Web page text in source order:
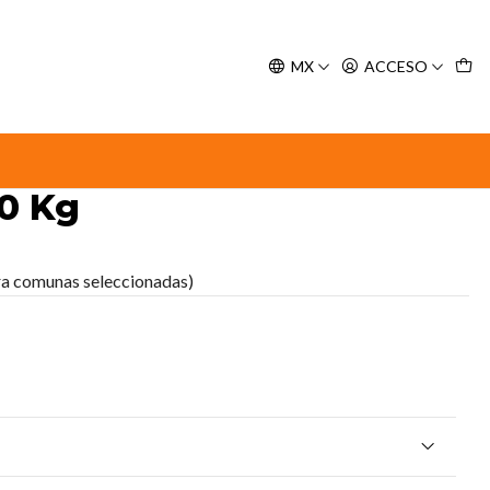
MX ACCESO
Kg
TOP K9 Aroma
Kg
comunas seleccionadas)